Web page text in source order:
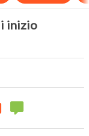
inizio